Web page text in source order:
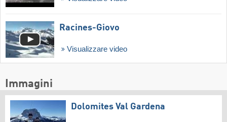
Racines-Giovo
Visualizzare video
Immagini
Dolomites Val Gardena